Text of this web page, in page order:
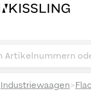
Industriewaagen>